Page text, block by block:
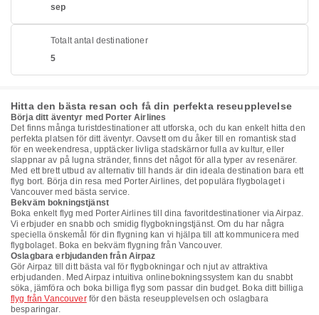
sep
Totalt antal destinationer
5
Hitta den bästa resan och få din perfekta reseupplevelse
Börja ditt äventyr med Porter Airlines
Det finns många turistdestinationer att utforska, och du kan enkelt hitta den
perfekta platsen för ditt äventyr. Oavsett om du åker till en romantisk stad
för en weekendresa, upptäcker livliga stadskärnor fulla av kultur, eller
slappnar av på lugna stränder, finns det något för alla typer av resenärer.
Med ett brett utbud av alternativ till hands är din ideala destination bara ett
flyg bort. Börja din resa med Porter Airlines, det populära flygbolaget i
Vancouver med bästa service.
Bekväm bokningstjänst
Boka enkelt flyg med Porter Airlines till dina favoritdestinationer via Airpaz.
Vi erbjuder en snabb och smidig flygbokningstjänst. Om du har några
speciella önskemål för din flygning kan vi hjälpa till att kommunicera med
flygbolaget. Boka en bekväm flygning från Vancouver.
Oslagbara erbjudanden från Airpaz
Gör Airpaz till ditt bästa val för flygbokningar och njut av attraktiva
erbjudanden. Med Airpaz intuitiva onlinebokningssystem kan du snabbt
söka, jämföra och boka billiga flyg som passar din budget. Boka ditt billiga
flyg från Vancouverför den bästa reseupplevelsen och oslagbara
besparingar.